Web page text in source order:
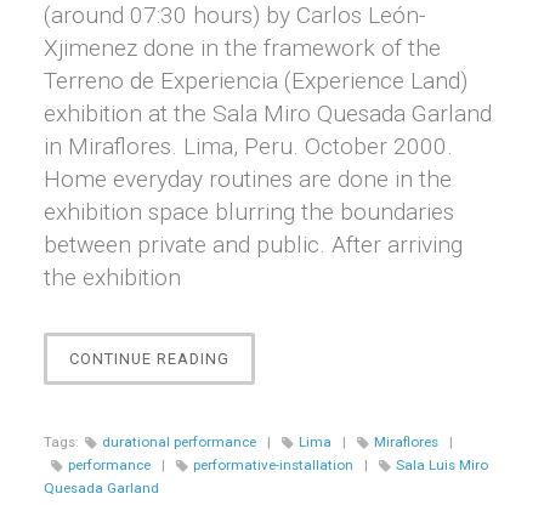
(around 07:30 hours) by Carlos León-
Xjimenez done in the framework of the
Terreno de Experiencia (Experience Land)
exhibition at the Sala Miro Quesada Garland
in Miraflores. Lima, Peru. October 2000.
Home everyday routines are done in the
exhibition space blurring the boundaries
between private and public. After arriving
the exhibition
CONTINUE READING
1”
Tags: durational performance | Lima | Miraflores
|
performance
| performative-installation |
Sala Luis Miro
Quesada Garland